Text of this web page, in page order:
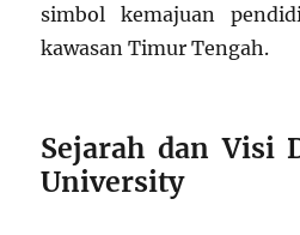
simbol kemajuan
kawasan Timur Tengah.
Sejarah dan Visi
University